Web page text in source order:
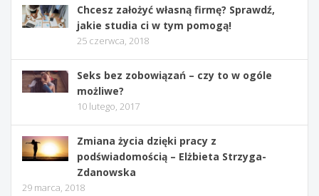
Chcesz założyć własną firmę? Sprawdź,
jakie studia ci w tym pomogą!
25 czerwca, 2018
Seks bez zobowiązań – czy to w ogóle
możliwe?
10 lutego, 2017
Zmiana życia dzięki pracy z
podświadomością – Elżbieta Strzyga-
Zdanowska
29 marca, 2018